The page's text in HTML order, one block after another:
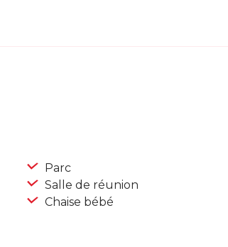
Parc
Salle de réunion
Chaise bébé